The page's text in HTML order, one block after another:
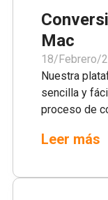
Mac
18/Febrero/
Nuestra
sencilla y
proceso de
puedes
molestia de
Leer más